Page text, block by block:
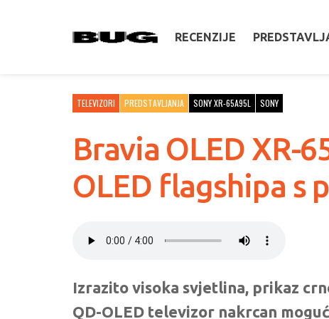
RECENZIJE
TELEVIZORI PREDSTAVLJANJA SONY XR-65A95L SONY
Bravia OLED XR-
OLED flagshipa s
Izrazito visoka svjetlina, prikaz
QD-OLED televizor nakrcan